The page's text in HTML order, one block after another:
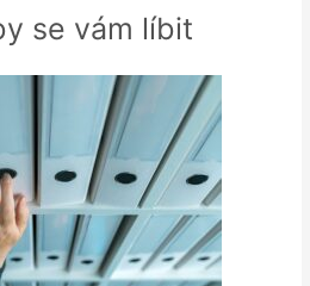
se vám líbit